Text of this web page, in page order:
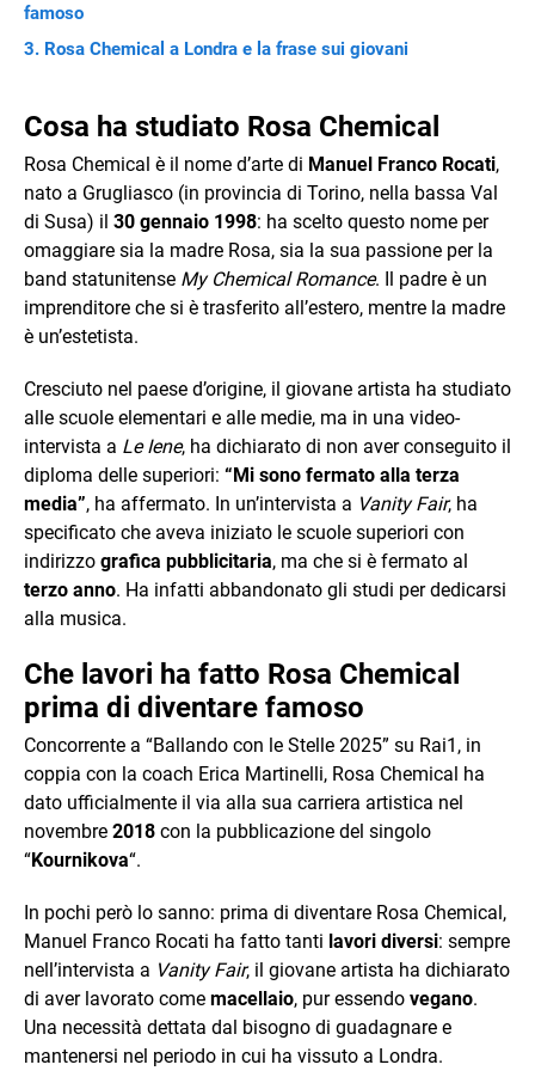
famoso
Rosa Chemical a Londra e la frase sui giovani
Cosa ha studiato Rosa Chemical
Rosa Chemical è il nome d’arte di Manuel Franco Rocati,
nato a Grugliasco (in provincia di Torino, nella bassa Val
di Susa) il 30 gennaio 1998: ha scelto questo nome per
omaggiare sia la madre Rosa, sia la sua passione per la
band statunitense My Chemical Romance. Il padre è un
imprenditore che si è trasferito all’estero, mentre la madre
è un’estetista.
Cresciuto nel paese d’origine, il giovane artista ha studiato
alle scuole elementari e alle medie, ma in una video-
intervista a Le Iene, ha dichiarato di non aver conseguito il
diploma delle superiori: “Mi sono fermato alla terza
media”, ha affermato. In un’intervista a Vanity Fair, ha
specificato che aveva iniziato le scuole superiori con
indirizzo grafica pubblicitaria, ma che si è fermato al
terzo anno. Ha infatti abbandonato gli studi per dedicarsi
alla musica.
Che lavori ha fatto Rosa Chemical
prima di diventare famoso
Concorrente a “Ballando con le Stelle 2025” su Rai1, in
coppia con la coach Erica Martinelli, Rosa Chemical ha
dato ufficialmente il via alla sua carriera artistica nel
novembre 2018 con la pubblicazione del singolo
“Kournikova“.
In pochi però lo sanno: prima di diventare Rosa Chemical,
Manuel Franco Rocati ha fatto tanti lavori diversi: sempre
nell’intervista a Vanity Fair, il giovane artista ha dichiarato
di aver lavorato come macellaio, pur essendo vegano.
Una necessità dettata dal bisogno di guadagnare e
mantenersi nel periodo in cui ha vissuto a Londra.